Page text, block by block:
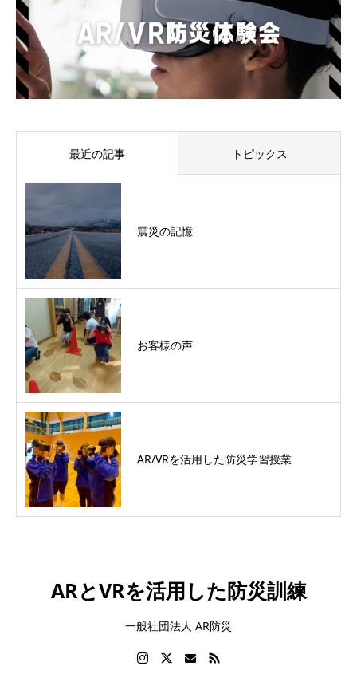
最近の記事 トピックス
震災の記憶
お客様の声
AR/VRを活用した防災学習授業
ARとVRを活用した防災訓練
一般社団法人 AR防災